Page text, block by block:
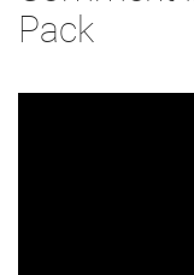
Pack